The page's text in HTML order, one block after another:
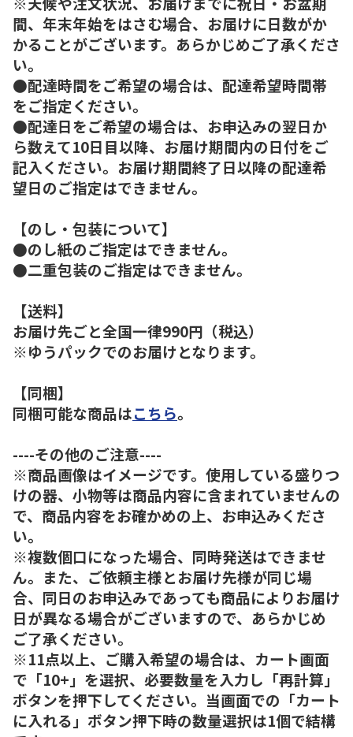
間、年末年始をはさむ場合、お届けに日数がか
かることがございます。あらかじめご了承くださ
い。
●配達時間をご希望の場合は、配達希望時間帯
をご指定ください。
●配達日をご希望の場合は、お申込みの翌日か
ら数えて10日目以降、お届け期間内の日付をご
記入ください。お届け期間終了日以降の配達希
望日のご指定はできません。
【のし・包装について】
●のし紙のご指定はできません。
●二重包装のご指定はできません。
【送料】
お届け先ごと全国一律990円（税込）
※ゆうパックでのお届けとなります。
【同梱】
同梱可能な商品はこちら。
----その他のご注意----
※商品画像はイメージです。使用している盛りつ
けの器、小物等は商品内容に含まれていませんの
で、商品内容をお確かめの上、お申込みくださ
い。
※複数個口になった場合、同時発送はできませ
ん。また、ご依頼主様とお届け先様が同じ場
合、同日のお申込みであっても商品によりお届け
日が異なる場合がございますので、あらかじめ
ご了承ください。
※11点以上、ご購入希望の場合は、カート画面
で「10+」を選択、必要数量を入力し「再計算」
ボタンを押下してください。当画面での「カート
に入れる」ボタン押下時の数量選択は1個で結構